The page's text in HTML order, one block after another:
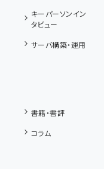
キーパーソンイン
タビュー
サーバ構築・運用
書籍・書評
コラム